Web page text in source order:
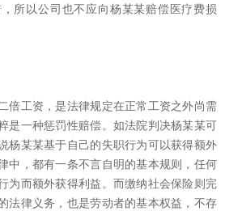
所以公司也不应向杨某某赔偿医疗费损
倍工资，是法律规定在正常工资之外尚需
是一种惩罚性赔偿。如法院判决杨某某可
杨某某基于自己的失职行为可以获得额外
中，都有一条不言自明的基本规则，任何
为而额外获得利益。而缴纳社会保险则完
法律义务，也是劳动者的基本权益，不存